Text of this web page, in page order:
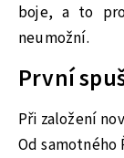
boje, a to
neumožní.
První
Při založení
Od samotného